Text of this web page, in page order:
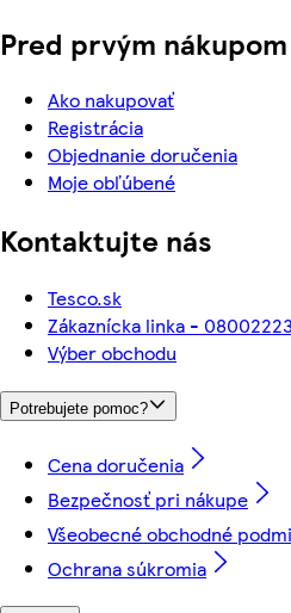
Pred prvým nákupom
Ako nakupovať
Registrácia
Objednanie doručenia
Moje obľúbené
Kontaktujte nás
Tesco.sk
Zákaznícka linka -
Výber obchodu
Potrebujete pomoc?
Cena doručenia
Bezpečnosť pri nákupe
Všeobecné obchodné
Ochrana súkromia